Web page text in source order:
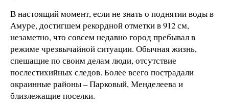
В настоящий момент, если не знать о поднятии воды в
Амуре, достигшем рекордной отметки в 912 см,
незаметно, что совсем недавно город пребывал в
режиме чрезвычайной ситуации. Обычная жизнь,
спешащие по своим делам люди, отсутствие
послестихийных следов. Более всего пострадали
окраинные районы – Парковый, Менделеева и
близлежащие поселки.